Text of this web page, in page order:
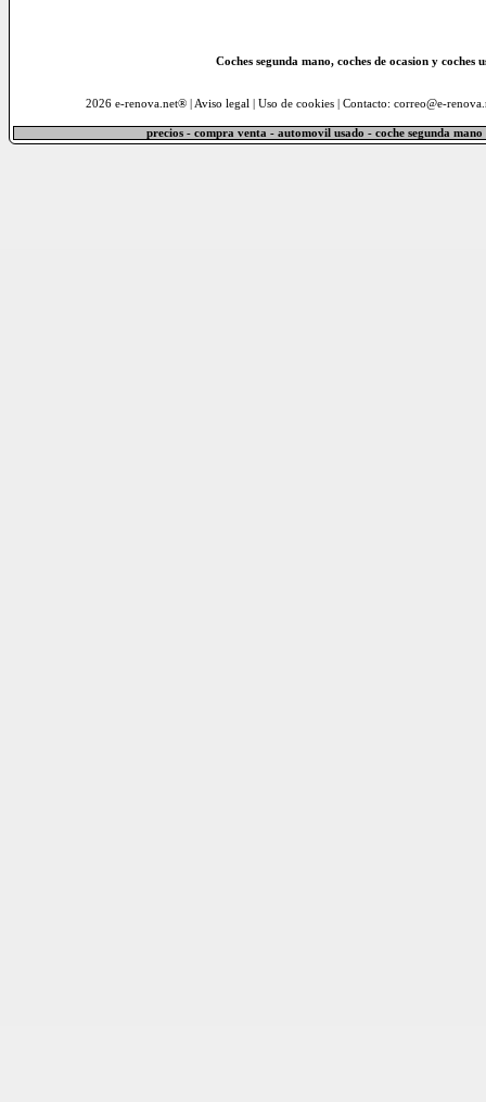
Coches segunda mano, coches de ocasion y coches
2026 e-renova.net® | Aviso legal Uso de cookies| Contacto: correo@e-
precios - compra venta - automovil usado - coche segunda mano